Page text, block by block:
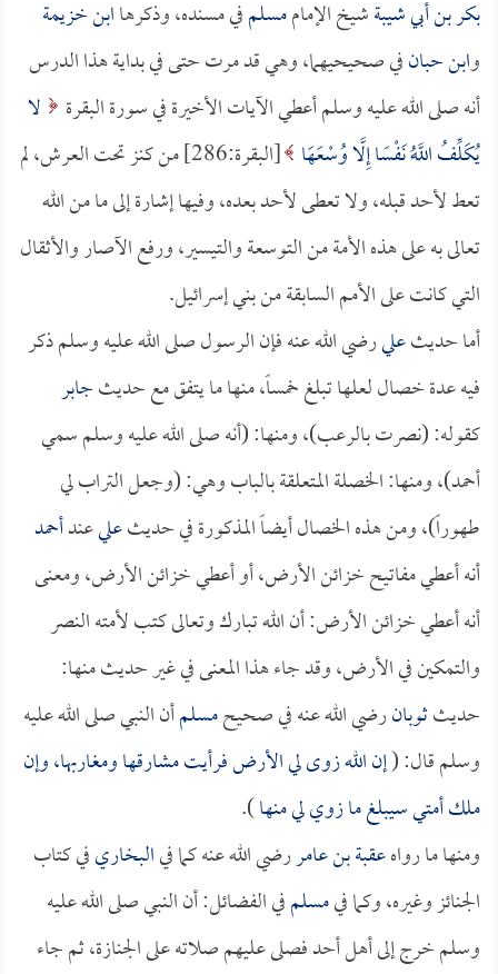
بكر بن أبي شيبةشيخ الإماممسلمفي مسنده، وذكرهاابن خزيمة
وابن حبانفي صحيحيهما، وهي قد مرت حتى في بداية هذا الدرس
أنه صلى الله عليه وسلم أعطي الآيات الأخيرة في سورة البقرة
لا
يُكَلِّفُ اللَّهُ نَفْسًا إِلَّا وُسْعَهَا
[البقرة:286] من كنز تحت العرش، لم
تعط لأحد قبله، ولا تعطى لأحد بعده، وفيها إشارة إلى ما من الله
تعالى به على هذه الأمة من التوسعة والتيسير، ورفع الآصار والأثقال
التي كانت على الأمم السابقة من بني إسرائيل.
أما حديثعليرضي الله عنه فإن الرسول صلى الله عليه وسلم ذكر
فيه عدة خصال لعلها تبلغ خمساً، منها ما يتفق مع حديثجابر
كقوله: (نصرت بالرعب)، ومنها: (أنه صلى الله عليه وسلم سمي
أحمد)، ومنها: الخصلة المتعلقة بالباب وهي: (وجعل التراب لي
طهوراً)، ومن هذه الخصال أيضاً المذكورة في حديثعليعندأحمد
أنه أعطي مفاتيح خزائن الأرض، أو أعطي خزائن الأرض، ومعنى
أنه أعطي خزائن الأرض: أن الله تبارك وتعالى كتب لأمته النصر
والتمكين في الأرض، وقد جاء هذا المعنى في غير حديث منها:
حديثثوبانرضي الله عنه في صحيحمسلمأن النبي صلى الله عليه
وسلم قال: (إن الله زوى لي الأرض فرأيت مشارقها ومغاربها، وإن
ملك أمتي سيبلغ ما زوي لي منها).
ومنها ما رواهعقبة بن عامررضي الله عنه كما فيالبخاريفي كتاب
الجنائز وغيره، وكما فيمسلمفي الفضائل: أن النبي صلى الله عليه
وسلم خرج إلى أهل أحد فصلى عليهم صلاته على الجنازة، ثم جاء